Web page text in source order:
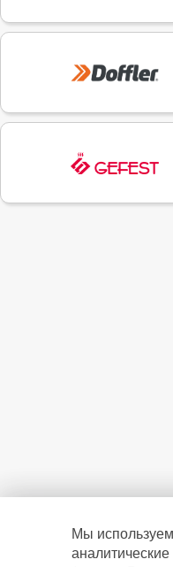
Мы
аналитические